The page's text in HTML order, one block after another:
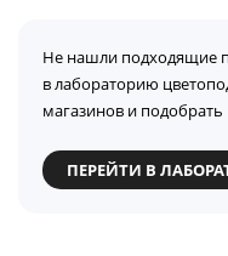
Не нашли подходящие
в лабораторию
магазинов и
ПЕРЕЙТИ В